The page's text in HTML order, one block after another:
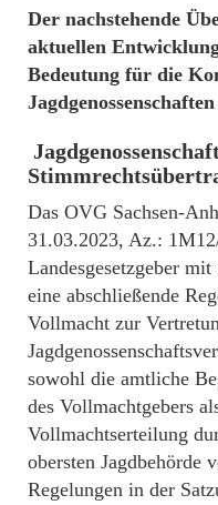
Der nachstehende
aktuellen
Bedeutung für die
Das OVG Sachsen-
31.03.2023, Az.:
Landesgesetzgeber
eine abschließende
Vollmacht zur
sowohl die amtliche
des Vollmachtgebers
Vollmachtserteilung
obersten Jagdbehörde
Regelungen in der